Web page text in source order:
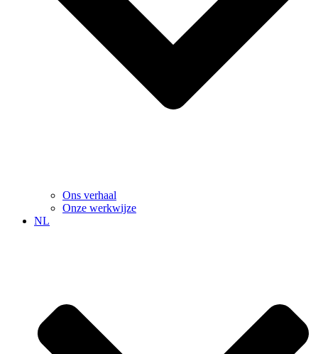
Ons verhaal
Onze werkwijze
NL